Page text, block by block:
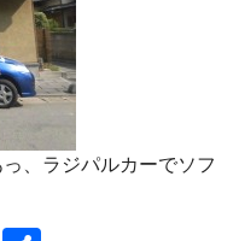
カーでソフ